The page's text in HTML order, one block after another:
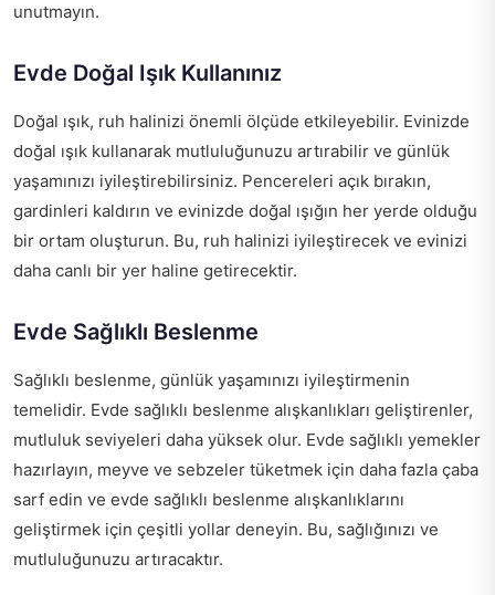
unutmayın.
Evde Doğal Işık Kullanınız
Doğal ışık, ruh halinizi önemli ölçüde etkileyebilir. Evinizde
doğal ışık kullanarak mutluluğunuzu artırabilir ve günlük
yaşamınızı iyileştirebilirsiniz. Pencereleri açık bırakın,
gardinleri kaldırın ve evinizde doğal ışığın her yerde olduğu
bir ortam oluşturun. Bu, ruh halinizi iyileştirecek ve evinizi
daha canlı bir yer haline getirecektir.
Evde Sağlıklı Beslenme
Sağlıklı beslenme, günlük yaşamınızı iyileştirmenin
temelidir. Evde sağlıklı beslenme alışkanlıkları geliştirenler,
mutluluk seviyeleri daha yüksek olur. Evde sağlıklı yemekler
hazırlayın, meyve ve sebzeler tüketmek için daha fazla çaba
sarf edin ve evde sağlıklı beslenme alışkanlıklarını
geliştirmek için çeşitli yollar deneyin. Bu, sağlığınızı ve
mutluluğunuzu artıracaktır.